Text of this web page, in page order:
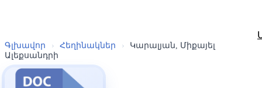
Գլխավոր › Հեղինակներ ›
Կարալյան, Միքայել
Ալեքսանդրի